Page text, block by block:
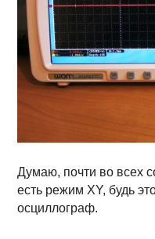
Думаю, почти во всех
есть режим XY, будь
осциллограф.